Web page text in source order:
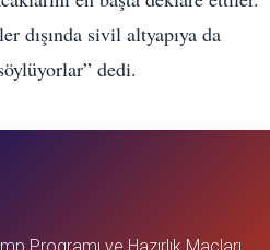
dışında sivil altyapıya da
dedi.